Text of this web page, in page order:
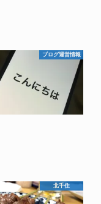
ブログ運営情報
北千住